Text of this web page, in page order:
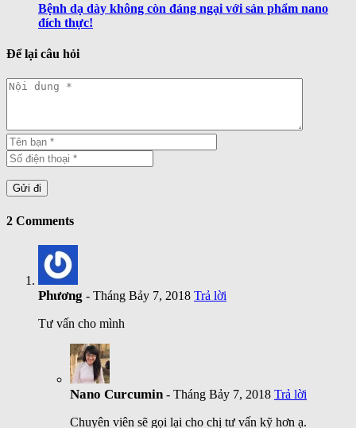
Bệnh dạ dày không còn đáng ngại với sản phẩm nano
đích thực!
Để lại câu hỏi
2 Comments
Phương - Tháng Bảy 7, 2018 Trả lời
Tư vấn cho mình
Nano Curcumin - Tháng Bảy 7, 2018 Trả lời
Chuyên viên sẽ gọi lại cho chị tư vấn kỹ hơn ạ.